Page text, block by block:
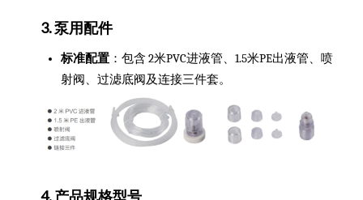
3. 泵用配件
标准配置 ：包含 2米PVC进液管、1.5米PE出液管、喷
射阀、过滤底阀及连接三件套。
4. 产品规格型号